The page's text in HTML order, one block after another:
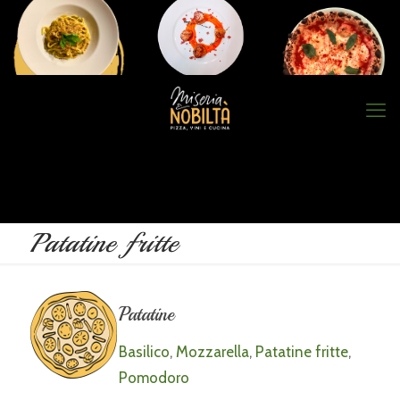
Patatine fritte
Patatine
Basilico, Mozzarella, Patatine fritte,
Pomodoro